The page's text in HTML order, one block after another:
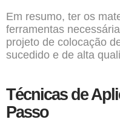
Em resumo, ter os
ferramentas
projeto de colocação
sucedido e de alta
Técnicas de
Passo